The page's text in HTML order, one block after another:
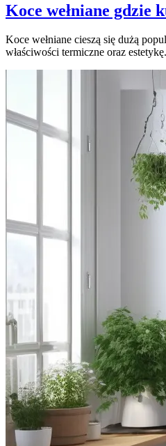
Koce wełniane gdzie
Koce wełniane cieszą się dużą
właściwości termiczne oraz